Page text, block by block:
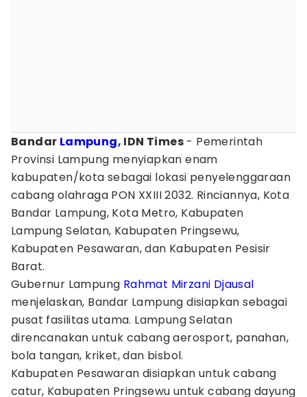
Bandar Lampung, IDN Times - Pemerintah
Provinsi Lampung menyiapkan enam
kabupaten/kota sebagai lokasi penyelenggaraan
cabang olahraga PON XXIII 2032. Rinciannya, Kota
Bandar Lampung, Kota Metro, Kabupaten
Lampung Selatan, Kabupaten Pringsewu,
Kabupaten Pesawaran, dan Kabupaten Pesisir
Barat.
Gubernur Lampung Rahmat Mirzani Djausal
menjelaskan, Bandar Lampung disiapkan sebagai
pusat fasilitas utama. Lampung Selatan
direncanakan untuk cabang aerosport, panahan,
bola tangan, kriket, dan bisbol.
Kabupaten Pesawaran disiapkan untuk cabang
catur, Kabupaten Pringsewu untuk cabang dayung